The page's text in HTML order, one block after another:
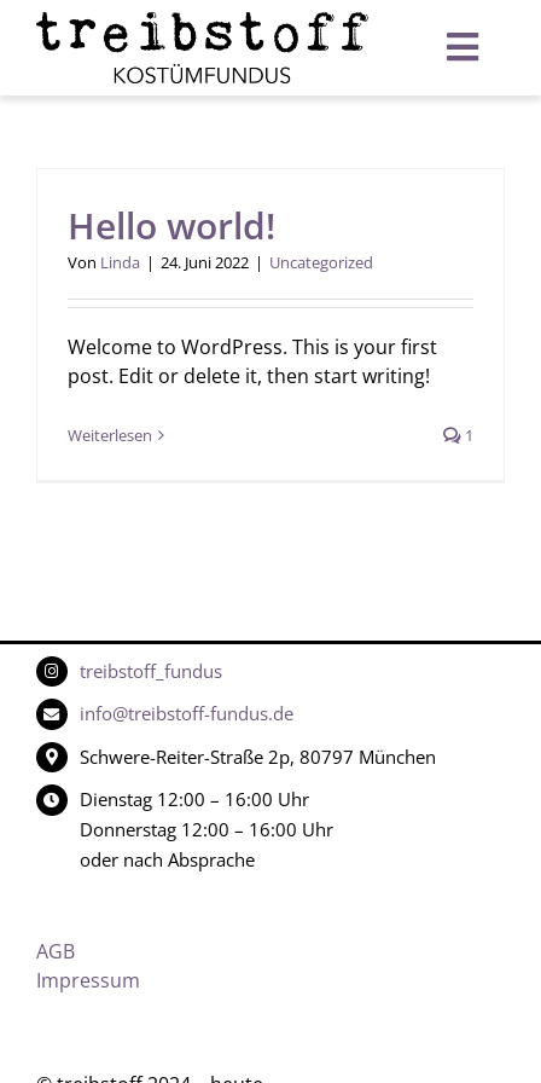
Inhalt
Warenkorb
Hello world!
Von Linda | 24. Juni 2022 | Uncategorized
Welcome to WordPress. This is your first
post. Edit or delete it, then start writing!
Weiterlesen 1
treibstoff_fundus
info@treibstoff-fundus.de
Schwere-Reiter-Straße 2p, 80797 München
Dienstag 12:00 – 16:00 Uhr
Donnerstag 12:00 – 16:00 Uhr
oder nach Absprache
AGB
Impressum